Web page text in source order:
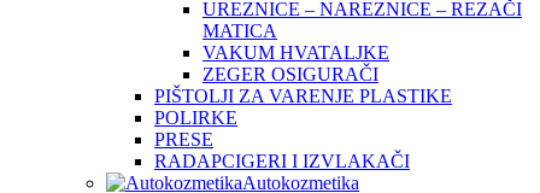
UREZNICE – NAREZNICE – REZAČI
MATICA
VAKUM HVATALJKE
ZEGER OSIGURAČI
PIŠTOLJI ZA VARENJE PLASTIKE
POLIRKE
PRESE
RADAPCIGERI I IZVLAKAČI
Autokozmetika